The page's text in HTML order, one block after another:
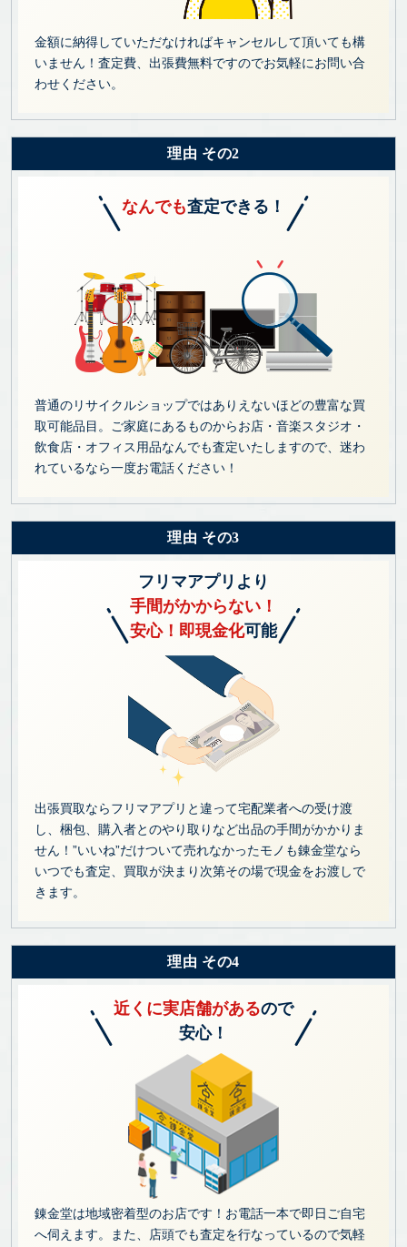
金額に納得していただなければキャンセルして頂いても構
いません！査定費、出張費無料ですのでお気軽にお問い合
わせください。
理由 その2
なんでも査定できる！
普通のリサイクルショップではありえないほどの豊富な買
取可能品目。ご家庭にあるものからお店・音楽スタジオ・
飲食店・オフィス用品なんでも査定いたしますので、迷わ
れているなら一度お電話ください！
理由 その3
フリマアプリより
手間がかからない！
安心！即現金化可能
出張買取ならフリマアプリと違って宅配業者への受け渡
し、梱包、購入者とのやり取りなど出品の手間がかかりま
せん！”いいね”だけついて売れなかったモノも錬金堂なら
いつでも査定、買取が決まり次第その場で現金をお渡しで
きます。
理由 その4
近くに実店舗があるので
安心！
錬金堂は地域密着型のお店です！お電話一本で即日ご自宅
へ伺えます。また、店頭でも査定を行なっているので気軽